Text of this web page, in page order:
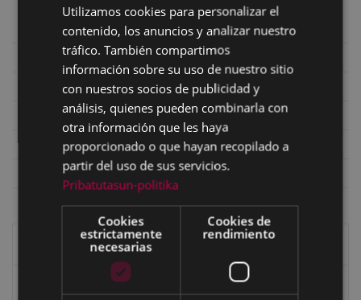
Depósito
SS. 222-1991
84-7086-273-1
6 €
Eibarko udala, Ego Ibarra Batzordea
Sección
Ego Ibarra
Colección
Ego Ibarra bilduma (3)
Libros de Eibar
BASQUE
SPANISH
Utilizamos cookies para personalizar el
contenido, los anuncios y analizar nuestro
tráfico. También compartimos
información sobre su uso de nuestro sitio
con nuestros socios de publicidad y
análisis, quienes pueden combinarla con
otra información que les haya
proporcionado o que hayan recopilado a
partir del uso de sus servicios.
Pribatutasun-politika
Cookies
estrictamente
necesarias
Cookies de
rendimiento